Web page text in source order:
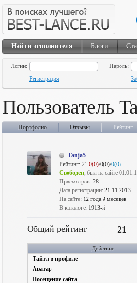
Найти исполнителя Блоги
Логин:
Пароль:
Регистрация
Пользователь
Портфолио Отзывы Рейтинг
Tanja5
Рейтинг: 21 0(0)/0(0)/0(0)
Свободен, был на сайте
Просмотров: 28
Дата регистрации: 21.11.2013
На сайте: 12 года 9 месяцев
В каталоге: 1913-й
Общий рейтинг 21
Действие
Тайтл в профиле
Аватар
Посещение сайта